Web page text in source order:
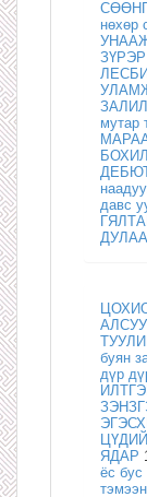
нөхөр
ЗҮРЭР
мутар
давс
буян
дүр
ЯДАР
ёс бус